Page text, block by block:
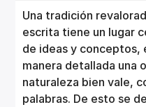
Una tradición
escrita tiene un lugar
de ideas y conceptos,
manera detallada una
naturaleza bien vale,
palabras. De esto se